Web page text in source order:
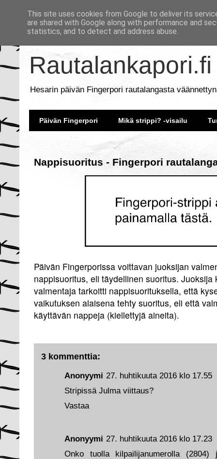
Rautalankapori.fi
Hesarin päivän Fingerpori rautalangasta
Päivän Fingerpori Mikä strippi? -visailu
Nappisuoritus - Fingerpori
Päivän Fingerporissa voittavan juoksijan
nappisuoritus, eli täydellinen suoritus. Juoksija
valmentaja tarkoitti nappisuorituksella, että
vaikutuksen alaisena tehty suoritus, eli että
käyttävän nappeja (kiellettyjä aineita).
3 kommenttia:
Anonyymi 27. huhtikuuta 2016 klo 17.23
Onko tuolla kilpailijanumerolla
Anonyymi 27. huhtikuuta 2016 klo 17.55
Stripissä Julma viittaus?
Vastaa
This site uses cookies from Google to deliver its
are shared with Google along with performance and
statistics, and to detect and address abuse.